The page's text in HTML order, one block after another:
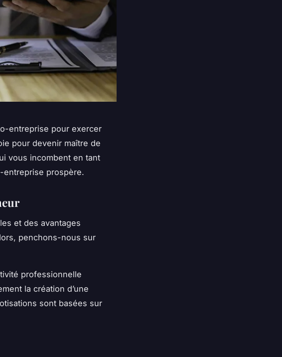
entreprise pour exercer
pour devenir maître de
vous incombent en tant
entreprise prospère.
et des avantages
penchons-nous sur
professionnelle
la création d’une
sont basées sur